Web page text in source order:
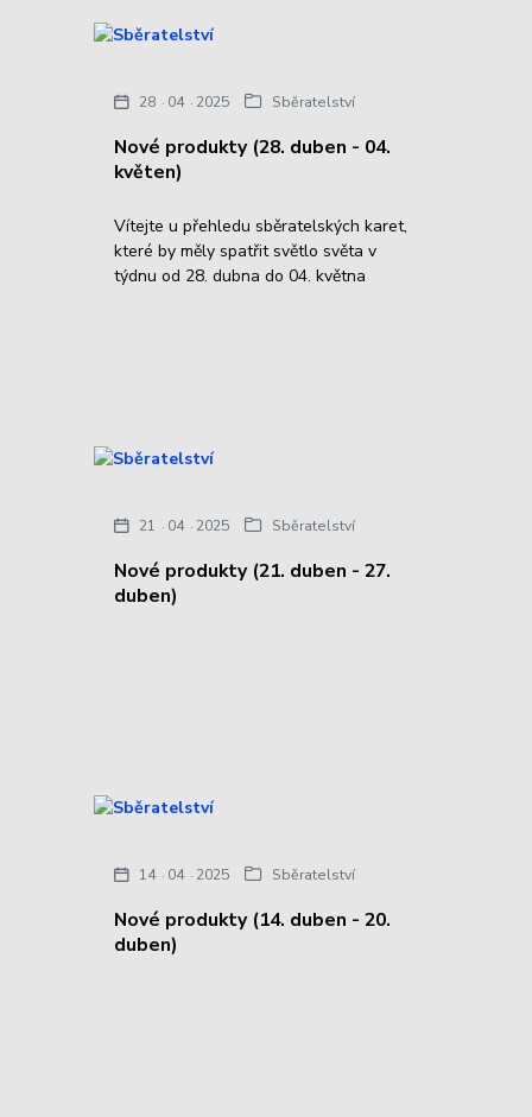
Nové produkty (28. duben - 04.
květen)
28 04 2025 Sběratelství
Vítejte u přehledu sběratelských karet,
které by měly spatřit světlo světa v
týdnu od 28. dubna do 04. května
Nové produkty (21. duben - 27.
duben)
21 04 2025 Sběratelství
Nové produkty (14. duben - 20.
duben)
14 04 2025 Sběratelství